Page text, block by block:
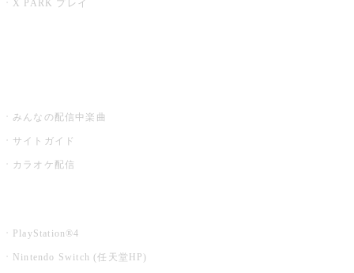
X PARK プレイ
みんなの配信中楽曲
サイトガイド
カラオケ配信
PlayStation®4
Nintendo Switch (任天堂HP)